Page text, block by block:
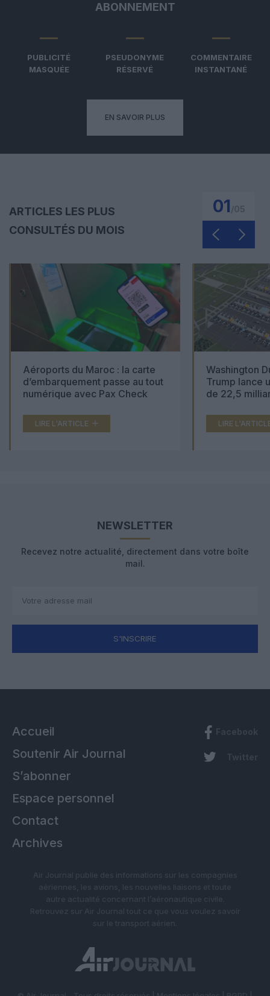
ABONNEMENT
PUBLICITÉ
MASQUÉE
PSEUDONYME
RÉSERVÉ
COMMENTAIRE
INSTANTANÉ
EN SAVOIR PLUS
ARTICLES LES PLUS
CONSULTÉS DU MOIS
01
Aéroports du Maroc : la carte
d’embarquement passe au tout
numérique avec Pax Check
LIRE L'ARTICLE
Washington
Trump lance
de 22,5
LIRE
NEWSLETTER
Recevez notre actualité, directement dans votre boîte
mail.
S'INSCRIRE
Accueil
Soutenir Air Journal
S’abonner
Espace personnel
Contact
Archives